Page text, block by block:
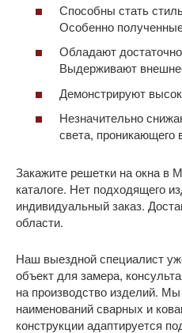
Способны стать
Особенно
Обладают
Выдерживают
Демонстрируют
Незначительно
света, проникающего
Закажите решетки на окна в
каталоге. Нет подходящего
индивидуальный заказ.
области.
Наш выездной специалист
объект для замера,
на производство изделий.
наименований сварных и
конструкции адаптируется